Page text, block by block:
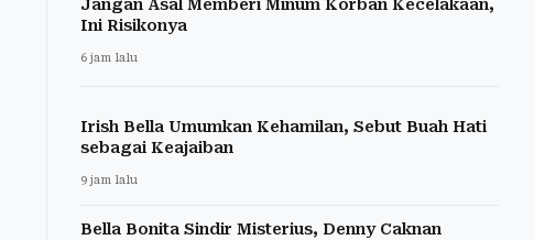
Jangan Asal Memberi Minum Korban Kecelakaan,
Ini Risikonya
6 jam lalu
Irish Bella Umumkan Kehamilan, Sebut Buah Hati
sebagai Keajaiban
9 jam lalu
Bella Bonita Sindir Misterius, Denny Caknan